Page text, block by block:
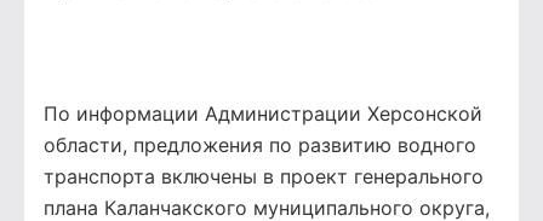
По информации Администрации Херсонской
области, предложения по развитию водного
транспорта включены в проект генерального
плана Каланчакского муниципального округа,